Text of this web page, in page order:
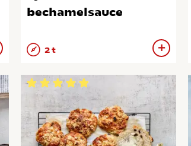
bechamelsauce
2 t